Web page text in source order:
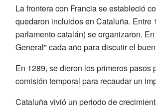
La frontera con Francia se estableció
quedaron incluidos en Cataluña. Entre
parlamento catalán) se organizaron.
General" cada año para discutir el
En 1289, se dieron los primeros
comisión temporal para recaudar un
Cataluña vivió un periodo de